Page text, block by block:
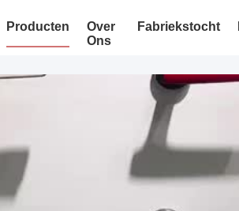
Producten
Over
Ons
Fabriekstocht